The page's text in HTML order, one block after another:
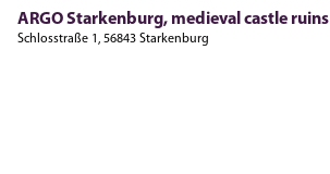
ARGO Starkenburg, medieval castle ruins
Schlosstraße 1, 56843 Starkenburg